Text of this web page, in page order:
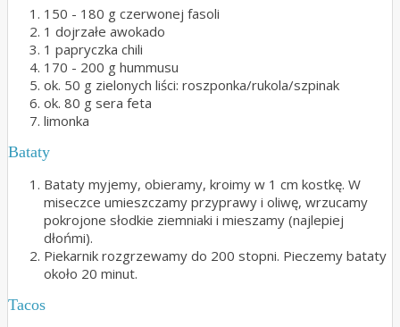
150 - 180 g czerwonej fasoli
1 dojrzałe awokado
1 papryczka chili
170 - 200 g hummusu
ok. 50 g zielonych liści: roszponka/rukola/szpinak
ok. 80 g sera feta
limonka
Bataty
Bataty myjemy, obieramy, kroimy w 1 cm kostkę. W
miseczce umieszczamy przyprawy i oliwę, wrzucamy
pokrojone słodkie ziemniaki i mieszamy (najlepiej
dłońmi).
Piekarnik rozgrzewamy do 200 stopni. Pieczemy bataty
około 20 minut.
Tacos